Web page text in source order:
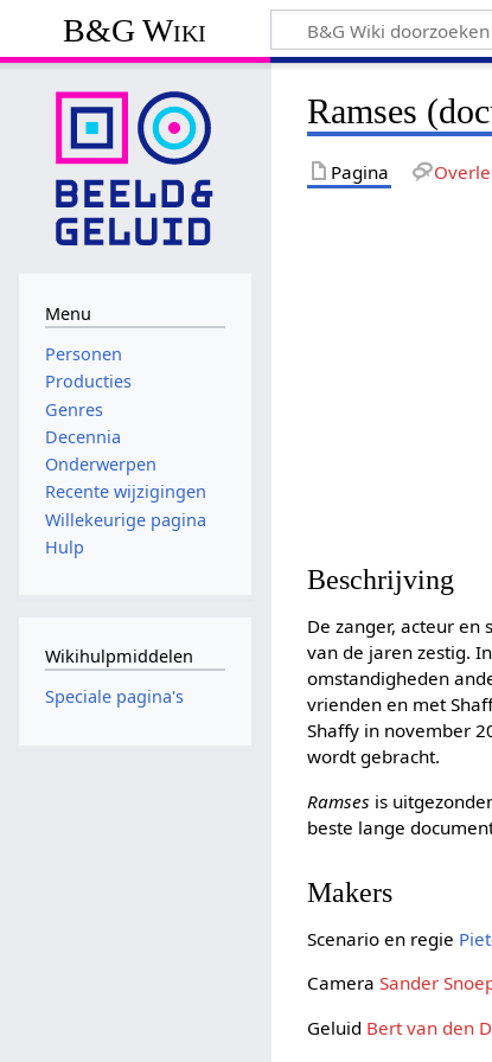
B&G Wiki
Ramses
Pagina
Beschrijving
De zanger, acteur en
van de jaren zestig.
omstandigheden
vrienden en met
Shaffy in november
wordt gebracht.
Ramses is
beste lange
Makers
Scenario en regie
CameraSander
Geluid Bert van den
Menu
Personen
Producties
Genres
Decennia
Onderwerpen
Recente wijzigingen
Willekeurige pagina
Hulp
Wikihulpmiddelen
Speciale pagina's